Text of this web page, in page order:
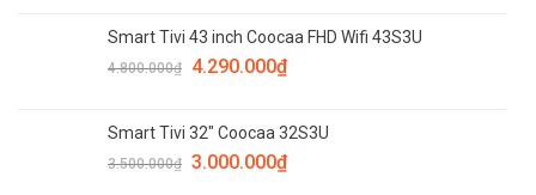
Smart Tivi 43 inch Coocaa FHD Wifi 43S3U
4.800.000₫ 4.290.000₫
Smart Tivi 32" Coocaa 32S3U
3.500.000₫ 3.000.000₫